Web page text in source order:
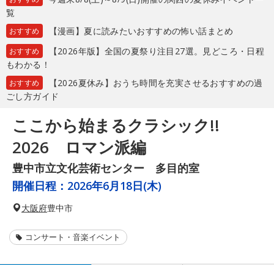
覧
おすすめ 【漫画】夏に読みたいおすすめの怖い話まとめ
おすすめ
【2026年版】全国の夏祭り注目27選。見どころ・日程
もわかる！
おすすめ
【2026夏休み】おうち時間を充実させるおすすめの過
ごし方ガイド
ここから始まるクラシック!!
2026 ロマン派編
豊中市立文化芸術センター 多目的室
開催日程： 2026年6月18日(木)
大阪府豊中市
コンサート・音楽イベント